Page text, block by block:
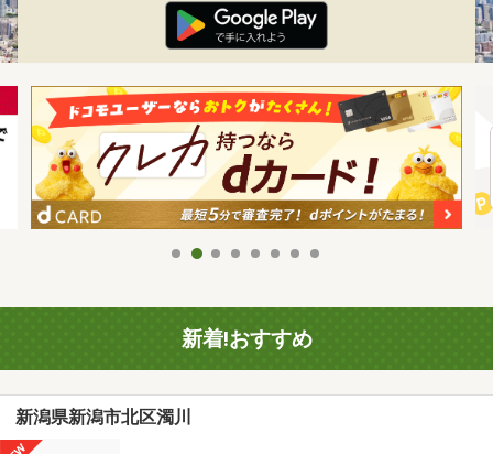
新着!おすすめ
新潟県新潟市北区濁川